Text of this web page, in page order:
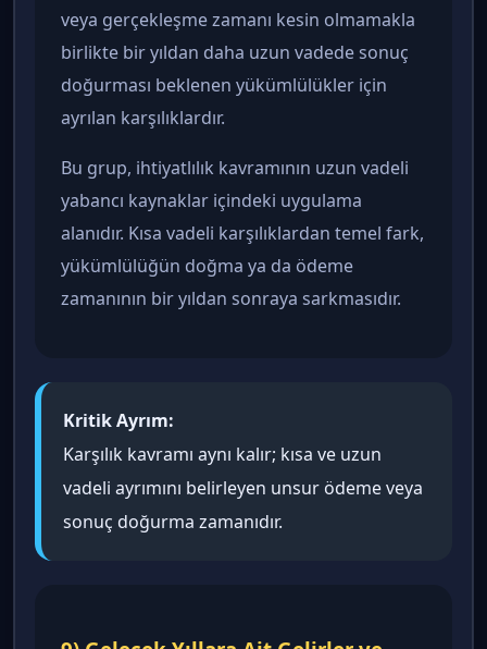
veya gerçekleşme zamanı kesin olmamakla
birlikte bir yıldan daha uzun vadede sonuç
doğurması beklenen yükümlülükler için
ayrılan karşılıklardır.
Bu grup, ihtiyatlılık kavramının uzun vadeli
yabancı kaynaklar içindeki uygulama
alanıdır. Kısa vadeli karşılıklardan temel fark,
yükümlülüğün doğma ya da ödeme
zamanının bir yıldan sonraya sarkmasıdır.
Kritik Ayrım:
Karşılık kavramı aynı kalır; kısa ve uzun
vadeli ayrımını belirleyen unsur ödeme veya
sonuç doğurma zamanıdır.